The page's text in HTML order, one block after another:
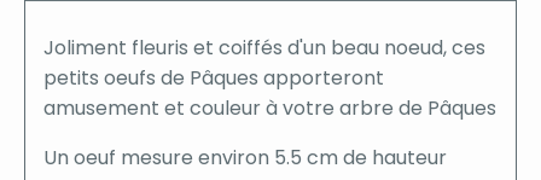
Joliment fleuris et coiffés d'un beau noeud, ces
petits oeufs de Pâques apporteront
amusement et couleur à votre arbre de Pâques
U n oeuf mesure environ 5.5 cm de hauteur